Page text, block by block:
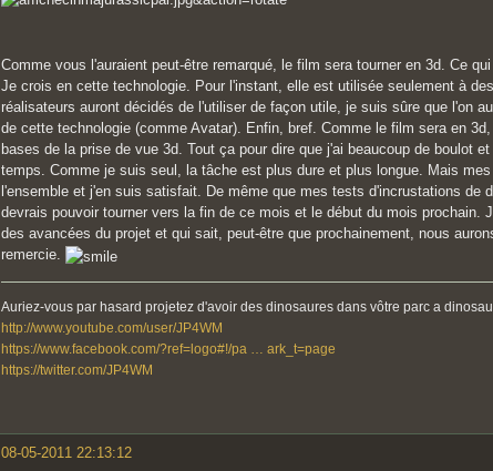
Comme vous l'auraient peut-être remarqué, le film sera tourner en 3d. Ce
Je crois en cette technologie. Pour l'instant, elle est utilisée seulement à
réalisateurs auront décidés de l'utiliser de façon utile, je suis sûre que l'on
de cette technologie (comme Avatar). Enfin, bref. Comme le film sera en
bases de la prise de vue 3d. Tout ça pour dire que j'ai beaucoup de boulot
temps. Comme je suis seul, la tâche est plus dure et plus longue. Mais
l'ensemble et j'en suis satisfait. De même que mes tests d'incrustations de
devrais pouvoir tourner vers la fin de ce mois et le début du mois prochain.
des avancées du projet et qui sait, peut-être que prochainement, nous
remercie.
Auriez-vous par hasard projetez d'avoir des dinosaures dans vôtre parc a
http://www.youtube.com/user/JP4WM
https://www.facebook.com/?ref=logo#!/pa … ark_t=page
https://twitter.com/JP4WM
08-05-2011 22:13:12